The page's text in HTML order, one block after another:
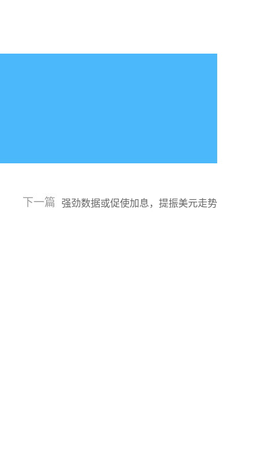
下一篇 强劲数据或促使加息，提振美元走势